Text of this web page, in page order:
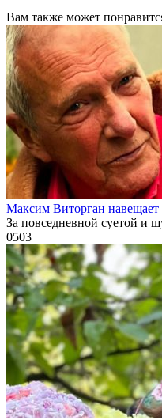
Вам также может
Максим Виторган
За повседневной суетой и
0503